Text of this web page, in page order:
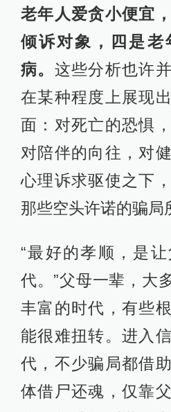
老年人爱贪小便宜
倾诉对象，四是老
病。 这些分析也许
在某种程度上展现
面：对死亡的恐惧
对陪伴的向往，对
心理诉求驱使之下
那些空头许诺的骗局
“最好的孝顺，是
代。”父母一辈，大
丰富的时代，有些
能很难扭转。进入
代，不少骗局都借
体借尸还魂，仅靠